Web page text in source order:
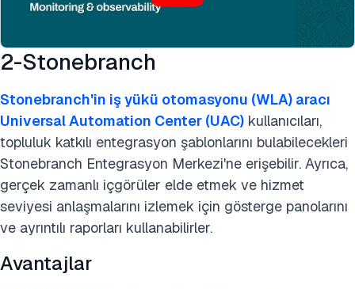
2-Stonebranch
Stonebranch'in iş yükü otomasyonu (WLA) aracı
Universal Automation Center (UAC) kullanıcıları,
topluluk katkılı entegrasyon şablonlarını bulabilecekleri
Stonebranch Entegrasyon Merkezi'ne erişebilir. Ayrıca,
gerçek zamanlı içgörüler elde etmek ve hizmet
seviyesi anlaşmalarını izlemek için gösterge panolarını
ve ayrıntılı raporları kullanabilirler.
Avantajlar